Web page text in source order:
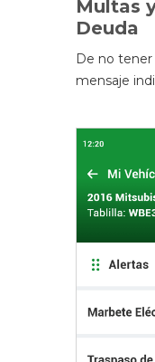
Multas
Deuda
De no tener
mensaje